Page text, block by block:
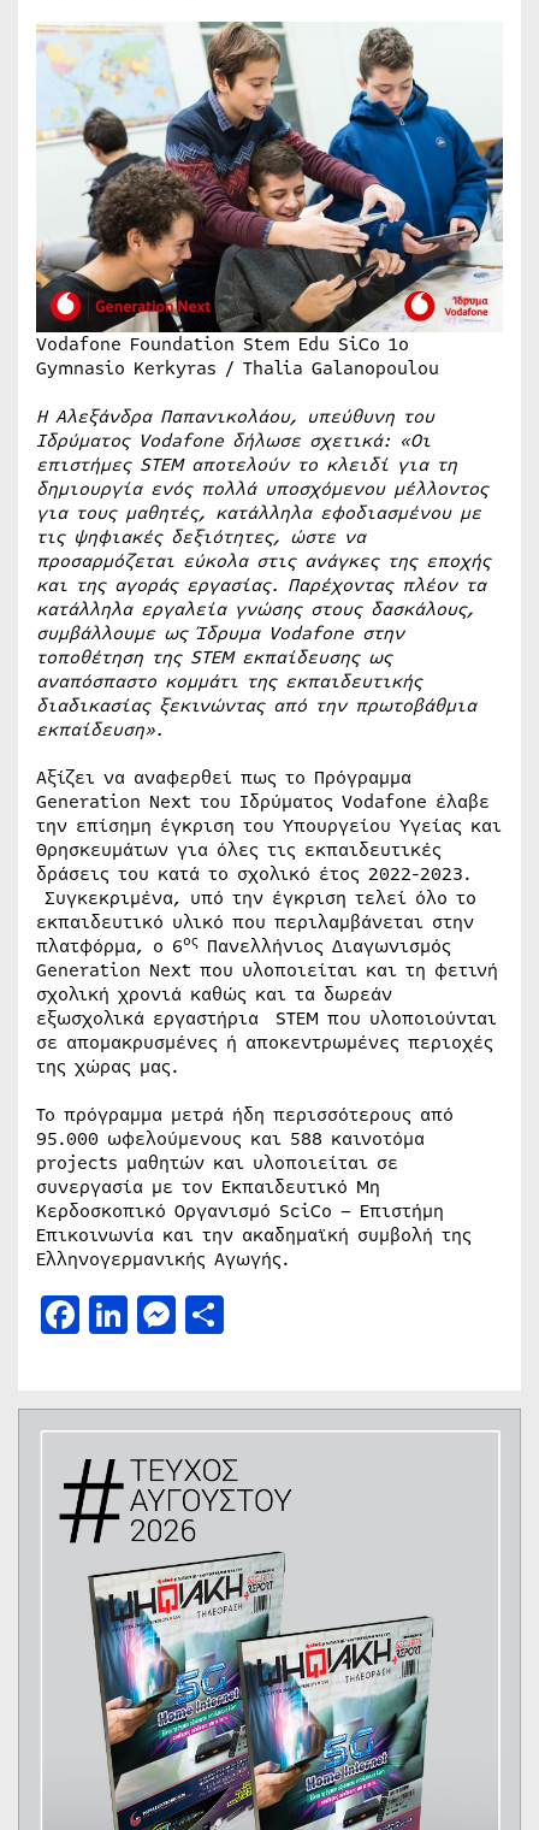
Vodafone Foundation Stem Edu SiCo 1o
Gymnasio Kerkyras / Thalia Galanopoulou
Η Αλεξάνδρα Παπανικολάου, υπεύθυνη του
Ιδρύματος Vodafone δήλωσε σχετικά: «Οι
επιστήμες STEMαποτελούν το κλειδί για τη
δημιουργία ενός πολλά υποσχόμενου μέλλοντος
για τους μαθητές, κατάλληλα εφοδιασμένου με
τις ψηφιακές δεξιότητες, ώστε να
προσαρμόζεται εύκολα στις ανάγκες της εποχής
και της αγοράς εργασίας. Παρέχοντας πλέον τα
κατάλληλα εργαλεία γνώσης στους δασκάλους,
συμβάλλουμε ως Ίδρυμα Vodafone στην
τοποθέτηση της STEMεκπαίδευσης ως
αναπόσπαστο κομμάτι της εκπαιδευτικής
διαδικασίας ξεκινώντας από την πρωτοβάθμια
εκπαίδευση».
Αξίζει να αναφερθεί πως το Πρόγραμμα
Generation Next του Ιδρύματος Vodafone έλαβε
την επίσημη έγκριση του Υπουργείου Υγείας και
Θρησκευμάτων για όλες τις εκπαιδευτικές
δράσεις του κατά το σχολικό έτος 2022-2023.
Συγκεκριμένα, υπό την έγκριση τελεί όλο το
εκπαιδευτικό υλικό που περιλαμβάνεται στην
πλατφόρμα, ο 6ος Πανελλήνιος Διαγωνισμός
Generation Next που υλοποιείται και τη φετινή
σχολική χρονιά καθώς και τα δωρεάν
εξωσχολικά εργαστήρια
STEM που υλοποιούνται
σε απομακρυσμένες ή αποκεντρωμένες περιοχές
της χώρας μας.
Το πρόγραμμα μετρά ήδη περισσότερους από
95.000 ωφελούμενους και 588 καινοτόμα
projects μαθητών και υλοποιείται σε
συνεργασία με τον Εκπαιδευτικό Μη
Κερδοσκοπικό Οργανισμό SciCo – Επιστήμη
Επικοινωνία και την ακαδημαϊκή συμβολή της
Ελληνογερμανικής Αγωγής.
Facebook
LinkedIn
Messenger